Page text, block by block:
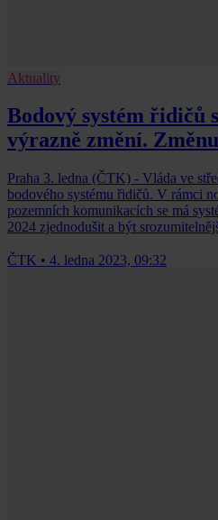
Aktuality
Bodový systém řidičů
výrazně změní.
Praha 3. ledna (ČTK) - Vláda ve
bodového systému řidičů. V rámci
pozemních komunikacích se má
2024 zjednodušit a být
ČTK • 4. ledna 2023, 09:32